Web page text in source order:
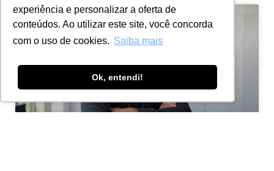
experiência e personalizar a oferta de
conteúdos. Ao utilizar este site, você concorda
com o uso de cookies. Saiba mais
Ok, entendi!